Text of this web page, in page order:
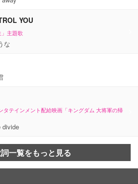
YOU
主題歌
な
タテインメント配給映画「キングダム 大将軍の帰
divide
一覧をもっと見る